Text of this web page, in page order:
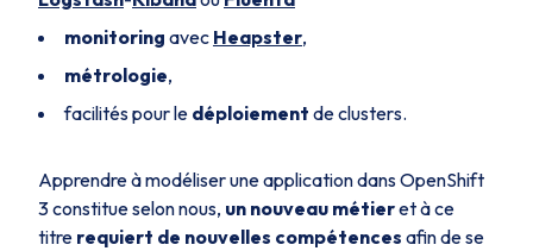
monitoring avec Heapster,
métrologie,
facilités pour le déploiement de clusters.
Apprendre à modéliser une application dans OpenShift
3 constitue selon nous, un nouveau métieret à ce
titre requiert de nouvelles compétences afin de se